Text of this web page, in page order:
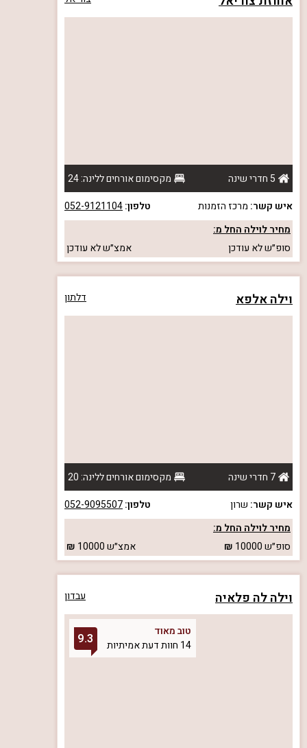
5 חדרי שינה
מקסימום אורחים ללינה: 24
איש קשר: מרכז הזמנות טלפון:052-9121104
מחיר לוילה החל מ:
סופ״שלא עודכן אמצ״שלא עודכן
וילה אלפא דלתון
7 חדרי שינה
מקסימום אורחים ללינה: 20
איש קשר: שרון טלפון:052-9095507
מחיר לוילה החל מ:
סופ״ש10000 אמצ״ש10000
וילה לה פלאיה עבדון
טוב מאוד
14 חוות דעת אמיתיות
9.3